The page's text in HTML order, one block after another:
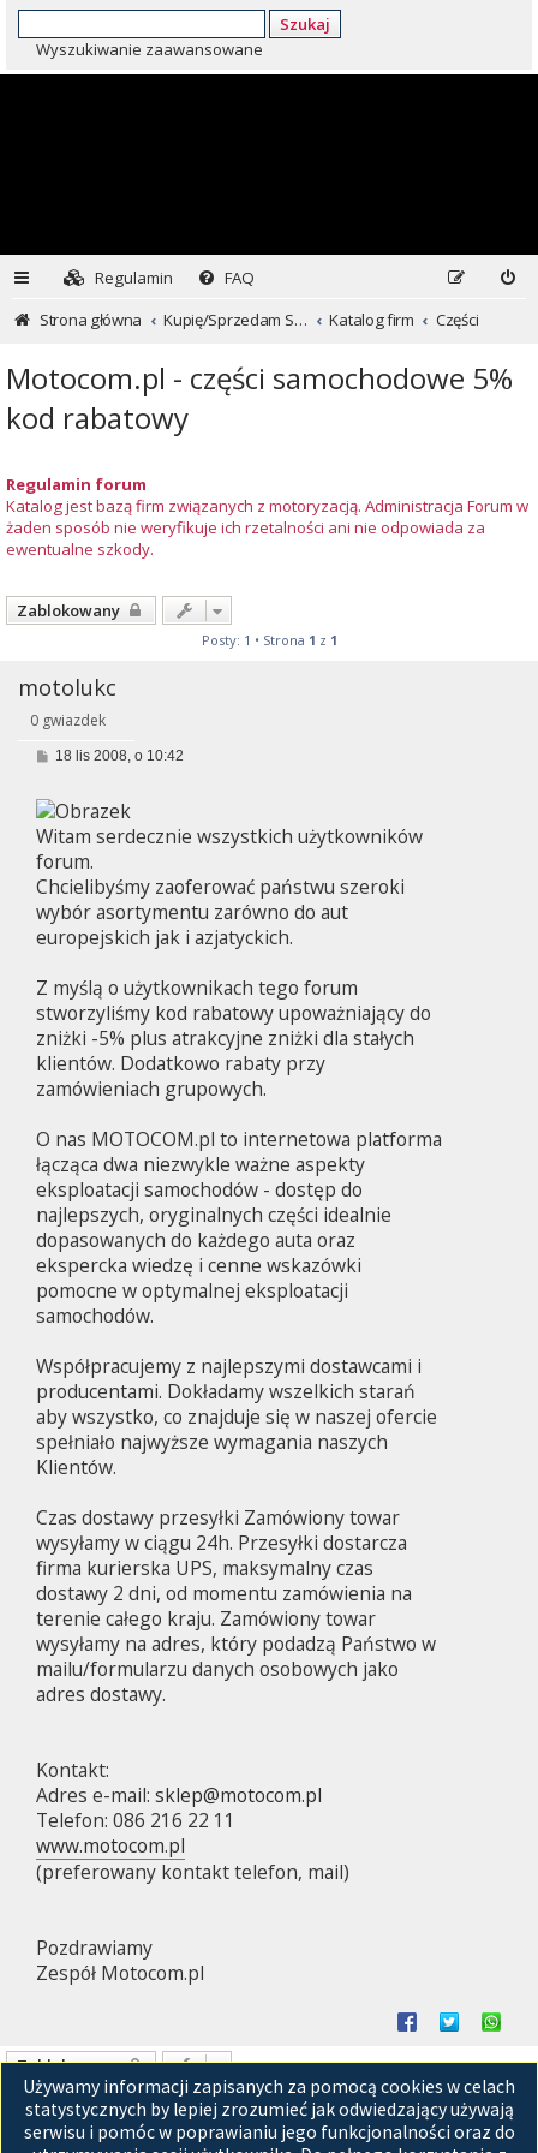
Szukaj
Wyszukiwanie zaawansowane
Regulamin
FAQ
Strona główna
Kupię/Sprzedam Subaru i nie tylko... Katalog firm Części
Motocom.pl - części samochodowe 5%
kod rabatowy
Regulamin forum
Katalog jest bazą firm związanych z motoryzacją. Administracja Forum w
żaden sposób nie weryfikuje ich rzetalności ani nie odpowiada za
ewentualne szkody.
Zablokowany
Posty: 1 • Strona 1 z 1
motolukc
0 gwiazdek
P
t
18 lis 2008, o 10:42
Witam serdecznie wszystkich użytkowników
forum.
Chcielibyśmy zaoferować państwu szeroki
wybór asortymentu zarówno do aut
europejskich jak i azjatyckich.
Z myślą o użytkownikach tego forum
stworzyliśmy kod rabatowy upoważniający do
zniżki -5% plus atrakcyjne zniżki dla stałych
klientów. Dodatkowo rabaty przy
zamówieniach grupowych.
O nas MOTOCOM.pl to internetowa platforma
łącząca dwa niezwykle ważne aspekty
eksploatacji samochodów - dostęp do
najlepszych, oryginalnych części idealnie
dopasowanych do każdego auta oraz
ekspercka wiedzę i cenne wskazówki
pomocne w optymalnej eksploatacji
samochodów.
Współpracujemy z najlepszymi dostawcami i
producentami. Dokładamy wszelkich starań
aby wszystko, co znajduje się w naszej ofercie
spełniało najwyższe wymagania naszych
Klientów.
Czas dostawy przesyłki Zamówiony towar
wysyłamy w ciągu 24h. Przesyłki dostarcza
firma kurierska UPS, maksymalny czas
dostawy 2 dni, od momentu zamówienia na
terenie całego kraju. Zamówiony towar
wysyłamy na adres, który podadzą Państwo w
mailu/formularzu danych osobowych jako
adres dostawy.
Kontakt:
Adres e-mail: sklep@motocom.pl
Telefon: 086 216 22 11
www.motocom.pl
(preferowany kontakt telefon, mail)
Pozdrawiamy
Zespół Motocom.pl
Zablokowany
Posty: 1 • Strona 1z1
Przejdź do
Używamy informacji zapisanych za pomocą cookies w celach
statystycznych by lepiej zrozumieć jak odwiedzający używają
serwisu i pomóc w poprawianiu jego funkcjonalności oraz do